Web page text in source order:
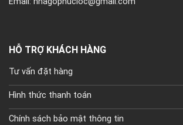
HỖ TRỢ KHÁCH HÀNG
Tư vấn đặt hàng
Hình thức thanh toán
Chính sách bảo mật thông tin